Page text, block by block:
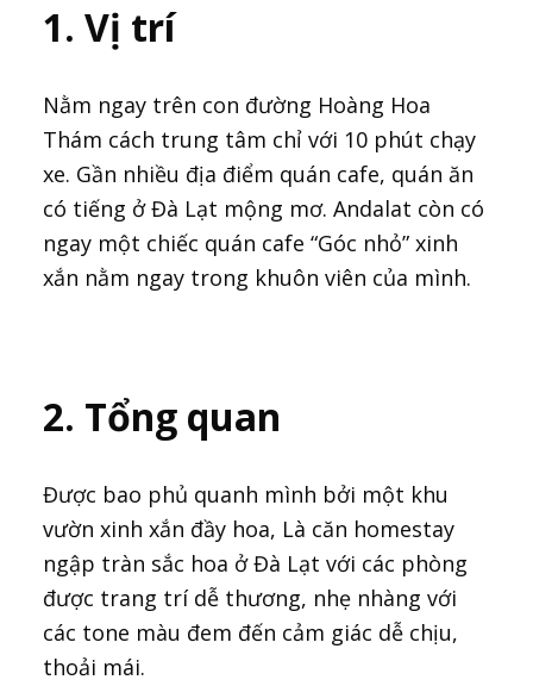
1. Vị trí
Nằm ngay trên con đường Hoàng Hoa
Thám cách trung tâm chỉ với 10 phút chạy
xe. Gần nhiều địa điểm quán cafe, quán ăn
có tiếng ở Đà Lạt mộng mơ. Andalat còn có
ngay một chiếc quán cafe “Góc nhỏ” xinh
xắn nằm ngay trong khuôn viên của mình.
2. Tổng quan
Được bao phủ quanh mình bởi một khu
vườn xinh xắn đầy hoa, Là căn homestay
ngập tràn sắc hoa ở Đà Lạt với các phòng
được trang trí dễ thương, nhẹ nhàng với
các tone màu đem đến cảm giác dễ chịu,
thoải mái.